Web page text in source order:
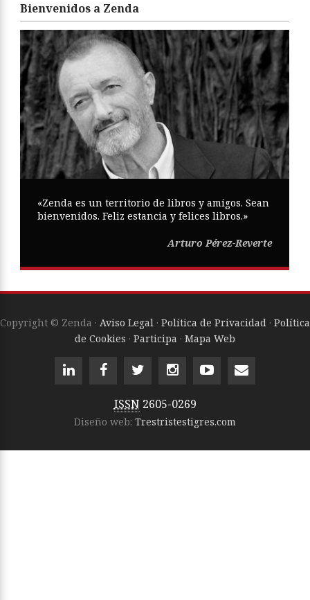
Bienvenidos a Zenda
«Zenda es un territorio de libros y amigos. Sean
bienvenidos. Feliz estancia y felices libros.»
Arturo Pérez-Reverte
Copyright © Zenda · Aviso Legal · Política de Privacidad · Política
de Cookies · Participa · Mapa Web
ISSN 2605-0269
Diseño web: Trestristestigres.com